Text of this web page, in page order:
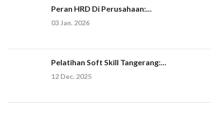
Peran HRD Di Perusahaan:...
03 Jan. 2026
Pelatihan Soft Skill Tangerang:...
12 Dec. 2025